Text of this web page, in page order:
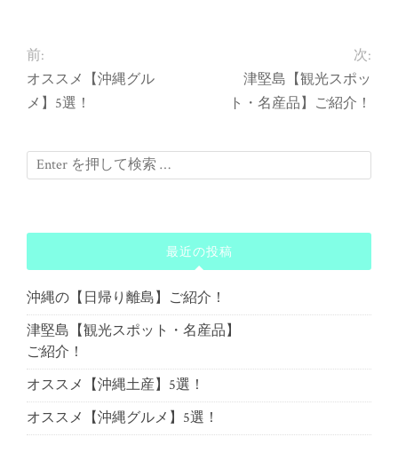
前:
オススメ【沖縄グル
メ】5選！
次:
津堅島【観光スポッ
ト・名産品】ご紹介！
最近の投稿
沖縄の【日帰り離島】ご紹介！
津堅島【観光スポット・名産品】
ご紹介！
オススメ【沖縄土産】5選！
オススメ【沖縄グルメ】5選！